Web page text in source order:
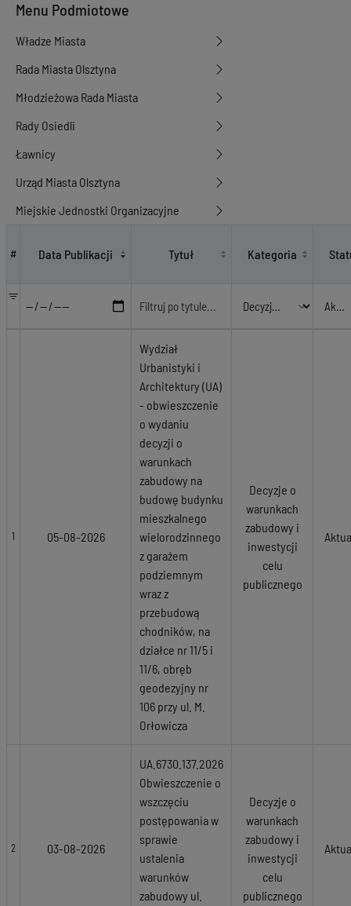
Menu Podmiotowe
Władze Miasta
Rada Miasta Olsztyna
Młodzieżowa Rada Miasta
Rady Osiedli
Ławnicy
Urząd Miasta Olsztyna
Miejskie Jednostki Organizacyjne
# Data Publikacji Tytuł Kategoria
1 05-08-2026
Wydział
Urbanistyki i
Architektury (UA)
- obwieszczenie
o wydaniu
decyzji o
warunkach
zabudowy na
budowę budynku
mieszkalnego
wielorodzinnego
z garażem
podziemnym
wraz z
przebudową
chodników, na
działce nr 11/5 i
11/6, obręb
geodezyjny nr
106 przy ul. M.
Orłowicza
Decyzje o
warunkach
zabudowy i
inwestycji
celu
publicznego
2 03-08-2026
UA.6730.137.2026
Obwieszczenie o
wszczęciu
postępowania w
sprawie
ustalenia
warunków
zabudowy ul.
Decyzje o
warunkach
zabudowy i
inwestycji
celu
publicznego